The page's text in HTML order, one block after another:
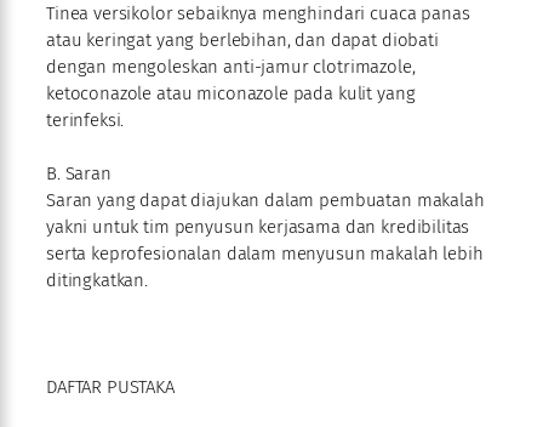
Tinea versikolor sebaiknya menghindari cuaca panas
atau keringat yang berlebihan, dan dapat diobati
dengan mengoleskan anti-jamur clotrimazole,
ketoconazole atau miconazole pada kulit yang
terinfeksi.
B. Saran
Saran yang dapat diajukan dalam pembuatan makalah
yakni untuk tim penyusun kerjasama dan kredibilitas
serta keprofesionalan dalam menyusun makalah lebih
ditingkatkan.
DAFTAR PUSTAKA